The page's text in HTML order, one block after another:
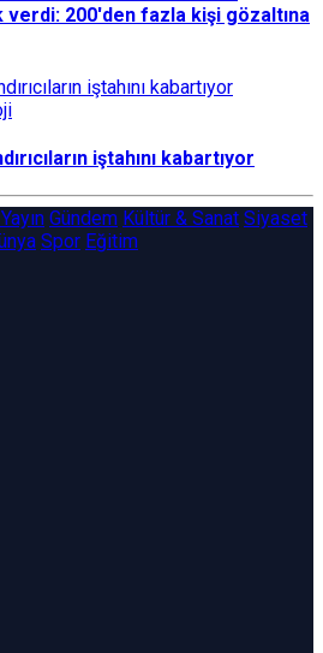
verdi: 200'den fazla kişi gözaltına
iştahını kabartıyor
Gündem Kültür & Sanat Siyaset
Spor Eğitim